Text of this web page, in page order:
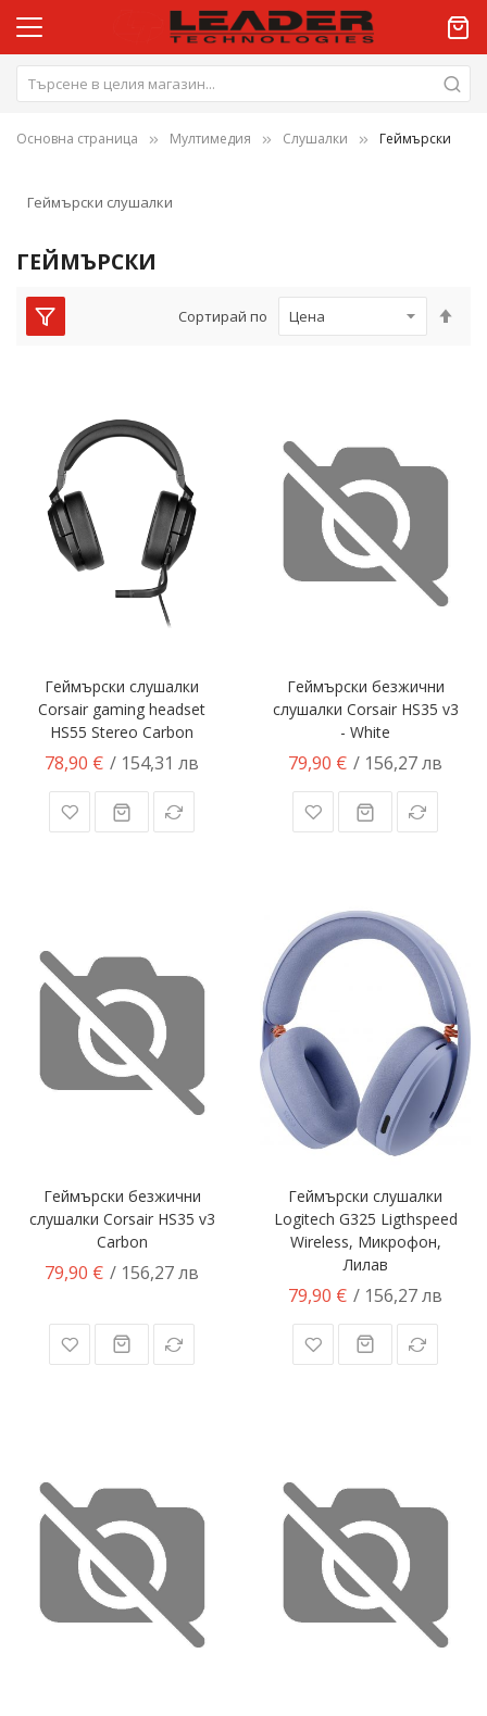
Основна страница Мултимедия Слушалки Геймърски
Геймърски слушалки
ГЕЙМЪРСКИ
Сортирай по
Геймърски слушалки
Corsair gaming headset
HS55 Stereo Carbon
78,90 € / 154,31 лв
Геймърски безжични
слушалки Corsair HS35 v3
- White
79,90 € / 156,27 лв
Геймърски безжични
слушалки Corsair HS35 v3
Carbon
79,90 € / 156,27 лв
Геймърски слушалки
Logitech G325 Ligthspeed
Wireless, Микрофон,
Лилав
79,90 € / 156,27 лв